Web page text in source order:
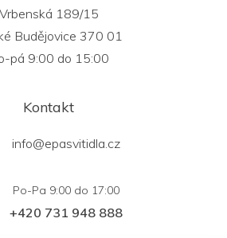
Vrbenská 189/15
Budějovice 370 01
pá 9:00 do 15:00
Kontakt
info@epasvitidla.cz
+420 731 948 888